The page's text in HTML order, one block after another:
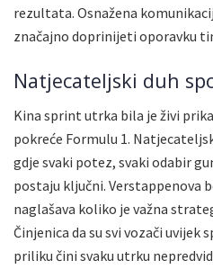
rezultata. Osnažena
značajno doprinijeti oporavku
Natjecateljski duh
Kina sprint utrka bila je živi
pokreće Formulu 1.
gdje svaki potez, svaki odabir
postaju ključni. Verstappenova
naglašava koliko je važna
Činjenica da su svi vozači
priliku čini svaku utrku